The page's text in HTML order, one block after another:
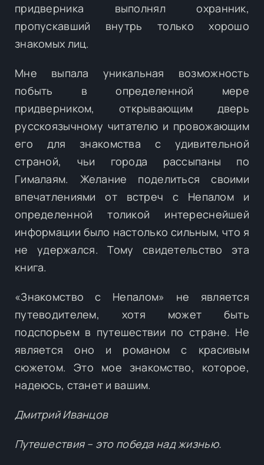
придверника выполнял охранник,
пропускавший внутрь только хорошо
знакомых лиц.
Мне выпала уникальная возможность
побыть в определенной мере
придверником, открывающим дверь
русскоязычному читателю и провожающим
его для знакомства с удивительной
страной, чьи города рассыпаны по
Гималаям. Желание поделиться своими
впечатлениями от встреч с Непалом и
определенной толикой интереснейшей
информации было настолько сильным, что я
не удержался. Тому свидетельство эта
книга.
«Знакомство с Непалом» не является
путеводителем, хотя может быть
подспорьем в путешествии по стране. Не
является оно и романом с красивым
сюжетом. Это мое знакомство, которое,
надеюсь, станет и вашим.
Дмитрий Иванцов
Путешествия – это победа над жизнью.